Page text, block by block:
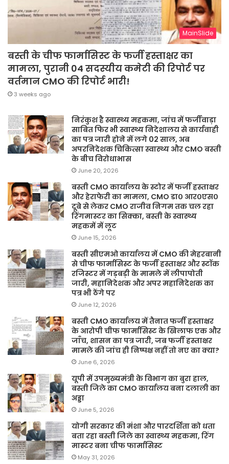
MainSlide
बस्ती के चीफ फार्मासिस्ट के फर्जी हस्ताक्षर का
मामला, पुरानी 04 सदस्यीय कमेटी की रिपोर्ट पर
वर्तमान CMO की रिपोर्ट भारी!
3 weeks ago
निरंकुश है स्वास्थ्य महकमा, जांच में फर्जीवाड़ा
साबित फिर भी स्वास्थ्य निदेशालय से कार्यवाही
का पत्र जारी होने में लगे 02 साल, अब
अपरनिदेशक चिकित्सा स्वास्थ्य और CMO बस्ती
के बीच विरोधाभास
June 20, 2026
बस्ती CMO कार्यालय के स्टोर में फर्जी हस्ताक्षर
और हेराफेरी का मामला, CMO डा० आर०एस०
दूबे से लेकर CMO राजीव निगम तक चल रहा
रिंगमास्टर का सिक्का, बस्ती के स्वास्थ्य
महकमें में लूट
June 15, 2026
बस्ती सीएमओ कार्यालय में CMO की मेहरबानी
से चीफ फार्मासिस्ट के फर्जी हस्ताक्षर और स्टॉक
रजिस्टर में गड़बड़ी के मामले में लीपापोती
जारी, महानिदेशक और अपर महानिदेशक का
पत्र भी ठेंगे पर
June 12, 2026
बस्ती CMO कार्यालय में तैनात फर्जी हस्ताक्षर
के आरोपी चीफ फार्मासिस्ट के खिलाफ एक और
जाँच, शासन का पत्र जारी, जब फर्जी हस्ताक्षर
मामले की जांच ही निष्पक्ष नहीं तो नए का क्या?
June 6, 2026
यूपी में उपमुख्यमंत्री के विभाग का बुरा हाल,
बस्ती जिले का CMO कार्यालय बना दलाली का
अड्डा
June 5, 2026
योगी सरकार की मंशा और पारदर्शिता को धता
बता रहा बस्ती जिले का स्वास्थ्य महकमा, रिंग
मास्टर बना चीफ फार्मासिस्ट
May 31, 2026